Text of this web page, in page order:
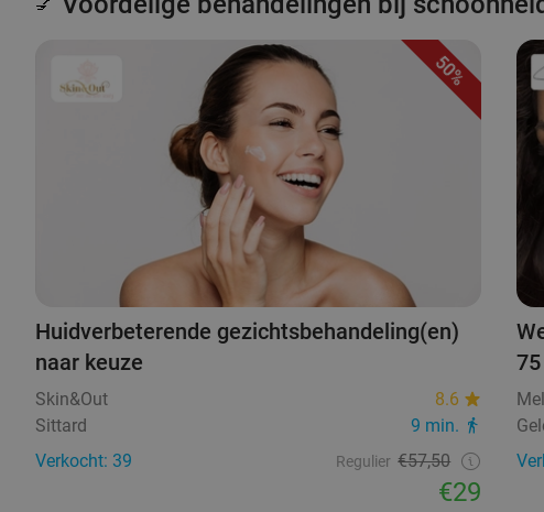
50%
Huidverbeterende gezichtsbehandeling(en)
naar keuze
Skin&Out
8.6
Sittard
9 min.
Verkocht: 39
Regulier €57,50
€29